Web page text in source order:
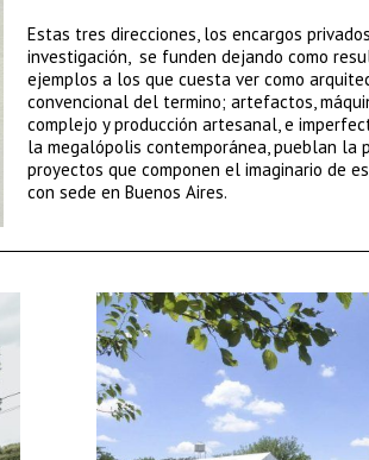
Estas tres direcciones, los encargos
investigación, se funden dejando como
ejemplos a los que cuesta ver como
convencional del termino; artefactos,
complejo y producción artesanal, e
la megalópolis contemporánea, pueblan la
proyectos que componen el imaginario de
con sede en Buenos Aires.